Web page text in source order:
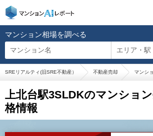
マンション相場を調べる
マンション名 エリア・駅
SREリアルティ(旧SRE不動産） 不動産売却 マンシ
上北台駅3SLDKのマンショ
格情報